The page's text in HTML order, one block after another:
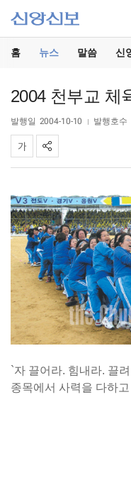
홈 뉴스 말씀 신
2004 천부교 체
발행일 2004-10-10 발행호수
`자 끌어라. 힘내라. 끌
종목에서 사력을 다하